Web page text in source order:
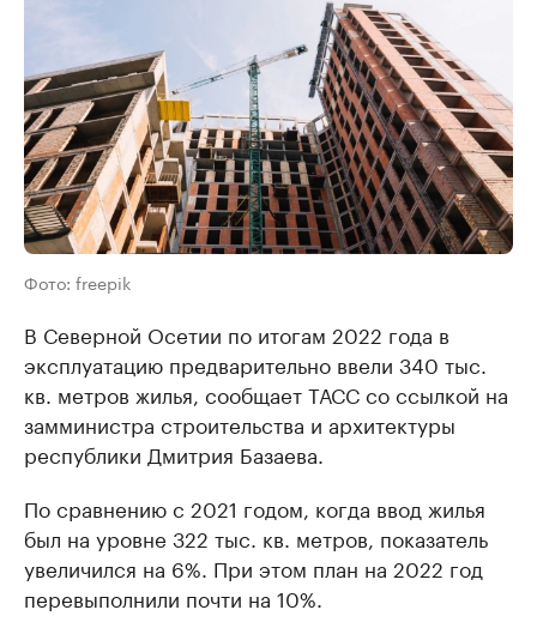
Фото: freepik
В Северной Осетии по итогам 2022 года в
эксплуатацию предварительно ввели 340 тыс.
кв. метров жилья, сообщает ТАСС со ссылкой на
замминистра строительства и архитектуры
республики Дмитрия Базаева.
По сравнению с 2021 годом, когда ввод жилья
был на уровне 322 тыс. кв. метров, показатель
увеличился на 6%. При этом план на 2022 год
перевыполнили почти на 10%.